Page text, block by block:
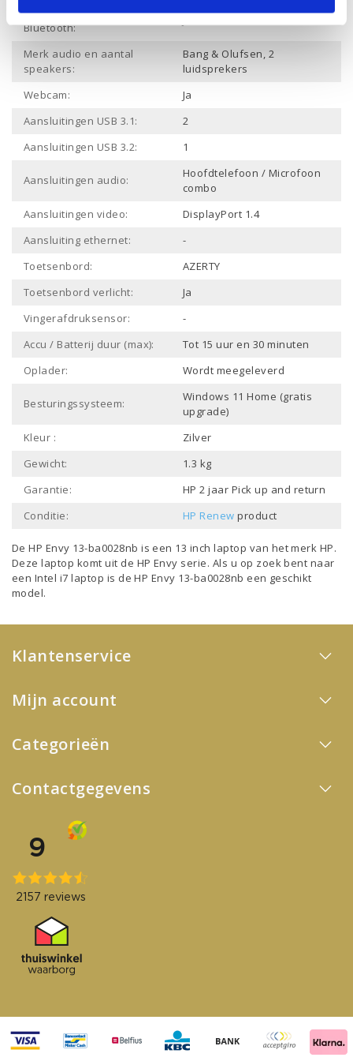
Draadloze verbinding
Bluetooth:
Merk audio en aantal
speakers:
Bang & Olufsen, 2
luidsprekers
Webcam:
Ja
Aansluitingen USB 3.1:
2
Aansluitingen USB 3.2:
1
Aansluitingen audio:
Hoofdtelefoon / Microfoon
combo
Aansluitingen video:
DisplayPort 1.4
Aansluiting ethernet:
-
Toetsenbord:
AZERTY
Toetsenbord verlicht:
Ja
Vingerafdruksensor:
-
Accu / Batterij duur (max):
Tot 15 uur en 30 minuten
Oplader:
Wordt meegeleverd
Besturingssysteem:
Windows 11 Home (gratis
upgrade)
Kleur :
Zilver
Gewicht:
1.3 kg
Garantie:
HP 2 jaar Pick up and return
Conditie:
HP Renew product
De HP Envy 13-ba0028nb is een 13 inch laptop van het merk HP.
Deze laptop komt uit de HP Envy serie. Als u op zoek bent naar
een Intel i7 laptop is de HP Envy 13-ba0028nb een geschikt
model.
Klantenservice
Mijn account
Categorieën
Contactgegevens